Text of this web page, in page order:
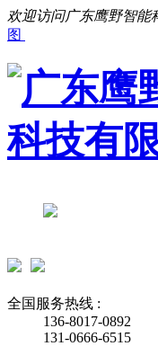
欢迎访问广东鹰野智能
图
全国服务热线 :
136-8017-0892
131-0666-6515